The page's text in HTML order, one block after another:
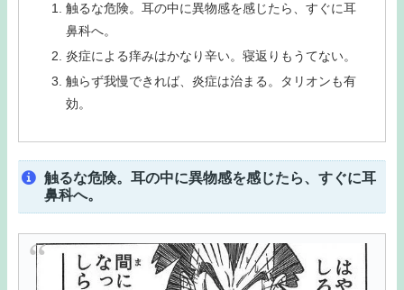
触るな危険。耳の中に異物感を感じたら、すぐに耳
鼻科へ。
炎症による痒みはかなり辛い。寝返りもうてない。
触らず我慢できれば、炎症は治まる。タリオンも有
効。
触るな危険。耳の中に異物感を感じたら、すぐに耳
鼻科へ。